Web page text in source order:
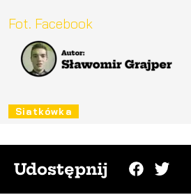
Fot. Facebook
Siatkówka
Udostępnij